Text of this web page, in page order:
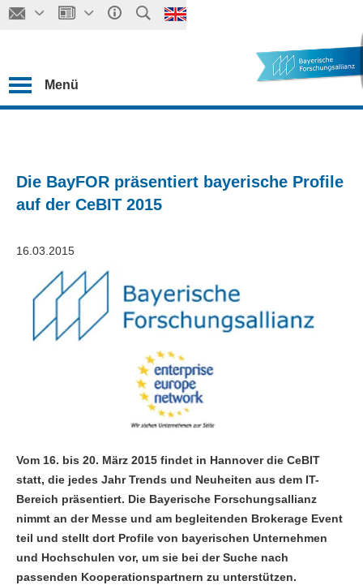
Menü
Die BayFOR präsentiert bayerische Profile
auf der CeBIT 2015
16.03.2015
Vom 16. bis 20. März 2015 findet in Hannover die CeBIT
statt, die jedes Jahr Trends und Neuheiten aus dem IT-
Bereich präsentiert. Die Bayerische Forschungsallianz
nimmt an der Messe und am begleitenden Brokerage Event
teil und stellt dort Profile von bayerischen Unternehmen
und Hochschulen vor, um sie bei der Suche nach
passenden Kooperationspartnern zu unterstützen.